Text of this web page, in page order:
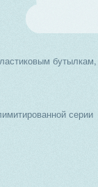
бутылкам,
серии